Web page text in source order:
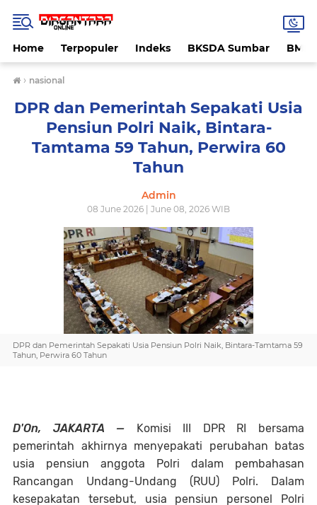
Home Terpopuler Indeks BKSDA Sumbar
› nasional
DPR dan Pemerintah Sepakati Usia
Pensiun Polri Naik, Bintara-
Tamtama 59 Tahun, Perwira 60
Tahun
Admin
08 June 2026 | June 08, 2026 WIB
DPR dan Pemerintah Sepakati Usia Pensiun Polri Naik, Bintara-Tamtama 59
Tahun, Perwira 60 Tahun
D'On, JAKARTA — Komisi III DPR RI bersama
pemerintah akhirnya menyepakati perubahan batas
usia pensiun anggota Polri dalam pembahasan
Rancangan Undang-Undang (RUU) Polri. Dalam
kesepakatan tersebut, usia pensiun personel Polri